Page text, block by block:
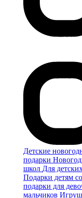
Детские
подарки
школ Для
Подарки детям
подарки для
мальчиков